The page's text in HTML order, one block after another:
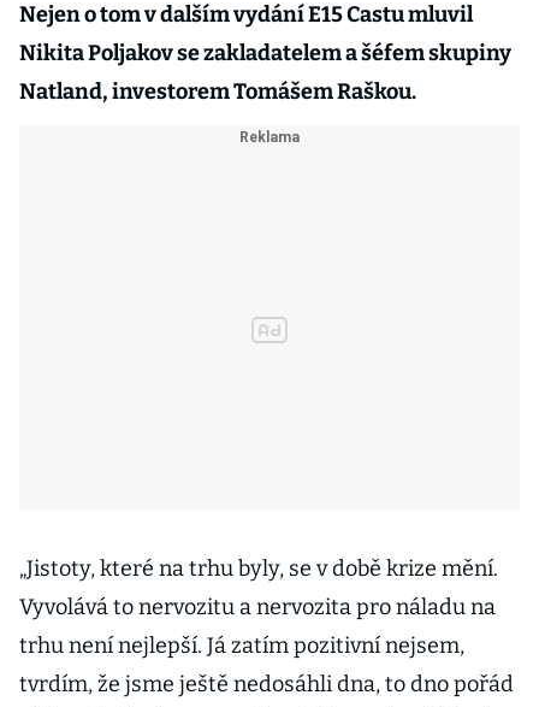
Nejen o tom v dalším vydání E15 Castu mluvil
Nikita Poljakov se zakladatelem a šéfem skupiny
Natland, investorem Tomášem Raškou.
„Jistoty, které na trhu byly, se v době krize mění.
Vyvolává to nervozitu a nervozita pro náladu na
trhu není nejlepší. Já zatím pozitivní nejsem,
tvrdím, že jsme ještě nedosáhli dna, to dno pořád